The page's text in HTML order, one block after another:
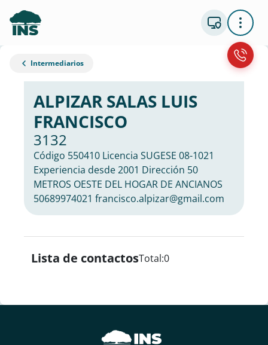
Intermediarios
ALPIZAR SALAS LUIS
FRANCISCO
3132
Código 550410 Licencia SUGESE 08-1021
Experiencia desde 2001 Dirección 50
METROS OESTE DEL HOGAR DE ANCIANOS
50689974021 francisco.alpizar@gmail.com
Lista de contactosTotal:0